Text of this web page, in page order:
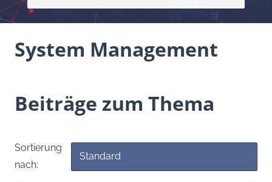
System Management
Beiträge zum Thema
Sortierung
nach: